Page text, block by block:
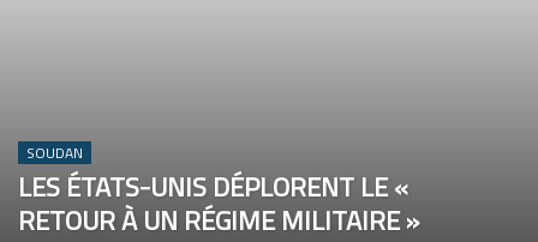
SOUDAN
LES ÉTATS-UNIS DÉPLORENT LE «
RETOUR À UN RÉGIME MILITAIRE »